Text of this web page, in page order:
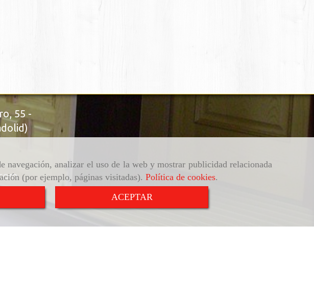
analizar el uso de la web y mostrar publicidad relacionada
(por ejemplo, páginas visitadas). Política de cookies.
ACEPTAR
55 -